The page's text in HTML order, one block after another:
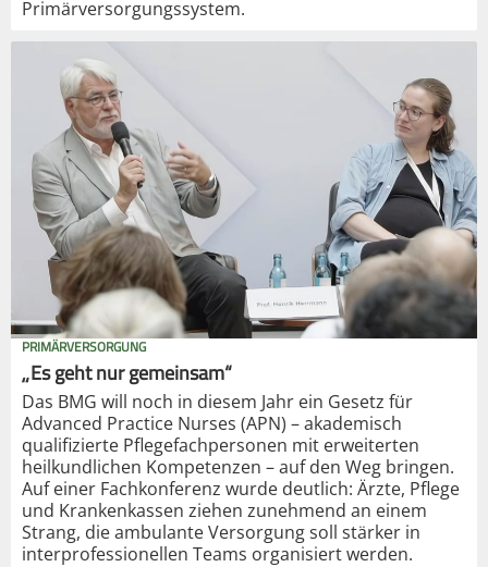
Primärversorgungssystem.
PRIMÄRVERSORGUNG
„Es geht nur gemeinsam“
Das BMG will noch in diesem Jahr ein Gesetz für
Advanced Practice Nurses (APN) – akademisch
qualifizierte Pflegefachpersonen mit erweiterten
heilkundlichen Kompetenzen – auf den Weg bringen.
Auf einer Fachkonferenz wurde deutlich: Ärzte, Pflege
und Krankenkassen ziehen zunehmend an einem
Strang, die ambulante Versorgung soll stärker in
interprofessionellen Teams organisiert werden.